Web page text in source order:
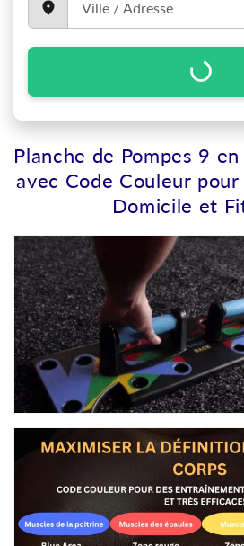
Planche de Pompes 9
avec Code Couleur
Domicile et